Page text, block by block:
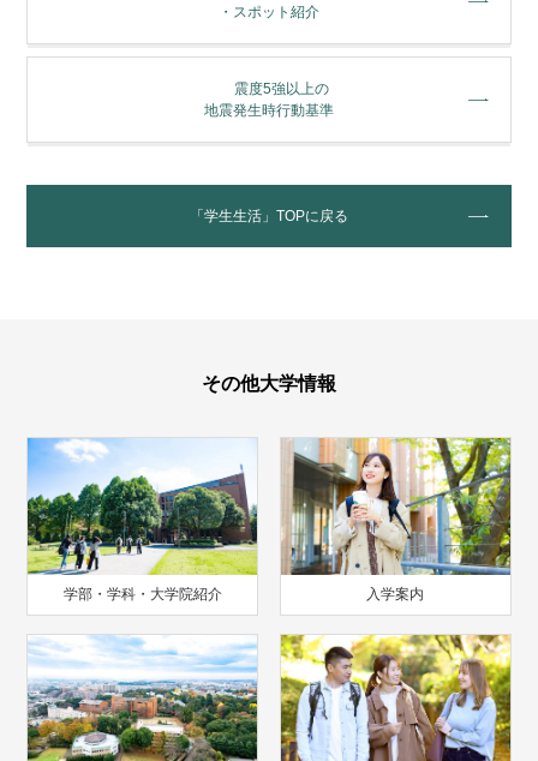
・スポット紹介
震度5強以上の
地震発生時行動基準
「学生生活」TOPに戻る
その他大学情報
学部・学科・大学院紹介 入学案内